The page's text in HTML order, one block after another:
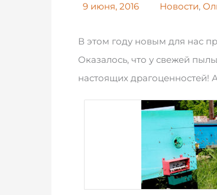
9 июня, 2016 Новости,
В этом году новым для нас
Оказалось, что у свежей
настоящих драгоценностей!